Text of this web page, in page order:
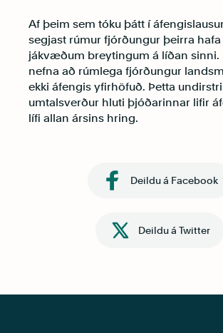
Af þeim sem tóku þátt í
segjast rúmur fjórðungur þeirra
jákvæðum breytingum á líðan sinni.
nefna að rúmlega fjórðungur
ekki áfengis yfirhöfuð. Þetta
umtalsverður hluti þjóðarinnar lifir
lífi allan ársins hring.
Deildu á Facebook
Deildu á Twitter